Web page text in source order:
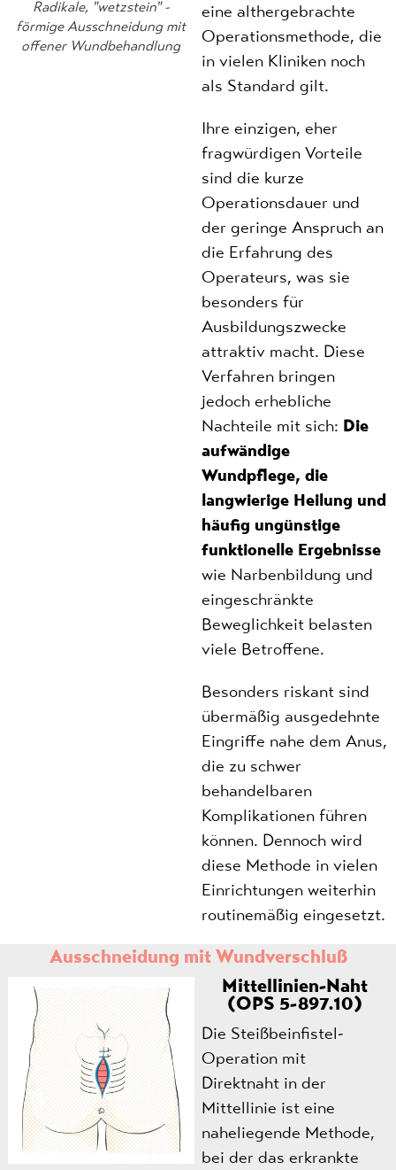
Radikale, "wetzstein" -
förmige Ausschneidung mit
offener Wundbehandlung
eine althergebrachte
Operationsmethode, die
in vielen Kliniken noch
als Standard gilt.
Ihre einzigen, eher
fragwürdigen Vorteile
sind die kurze
Operationsdauer und
der geringe Anspruch an
die Erfahrung des
Operateurs, was sie
besonders für
Ausbildungszwecke
attraktiv macht. Diese
Verfahren bringen
jedoch erhebliche
Nachteile mit sich: Die
aufwändige
Wundpflege, die
langwierige Heilung und
häufig ungünstige
funktionelle Ergebnisse
wie Narbenbildung und
eingeschränkte
Beweglichkeit belasten
viele Betroffene.
Besonders riskant sind
übermäßig ausgedehnte
Eingriffe nahe dem Anus,
die zu schwer
behandelbaren
Komplikationen führen
können. Dennoch wird
diese Methode in vielen
Einrichtungen weiterhin
routinemäßig eingesetzt.
Ausschneidung mit Wundverschluß
Mittellinien-Naht
(OPS 5-897.10)
Die Steißbeinfistel-
Operation mit
Direktnaht in der
Mittellinie ist eine
naheliegende Methode,
bei der das erkrankte